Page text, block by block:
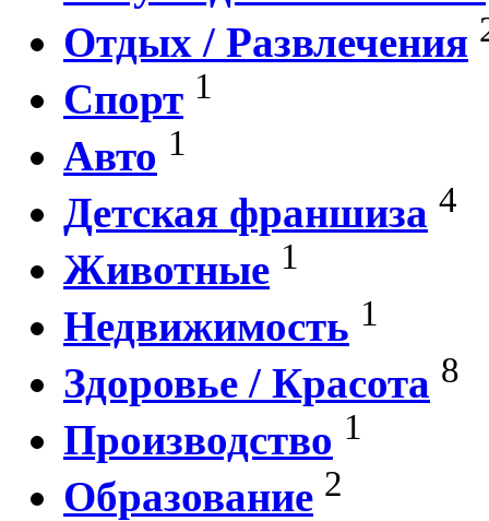
Отдых / Развлечения
Спорт 1
Авто 1
Детская франшиза 4
Животные 1
Недвижимость 1
Здоровье / Красота 8
Производство 1
Образование 2